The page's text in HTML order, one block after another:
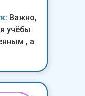
Важно,
учёбы
, а